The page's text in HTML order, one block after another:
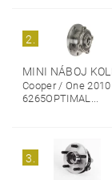
2.
MINI NÁBOJ
Cooper / One
6265OPTIMAL...
3.